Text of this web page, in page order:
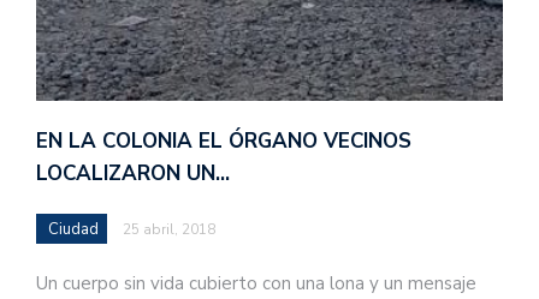
EN LA COLONIA EL ÓRGANO VECINOS
LOCALIZARON UN…
Ciudad 25 abril, 2018
Un cuerpo sin vida cubierto con una lona y un mensaje